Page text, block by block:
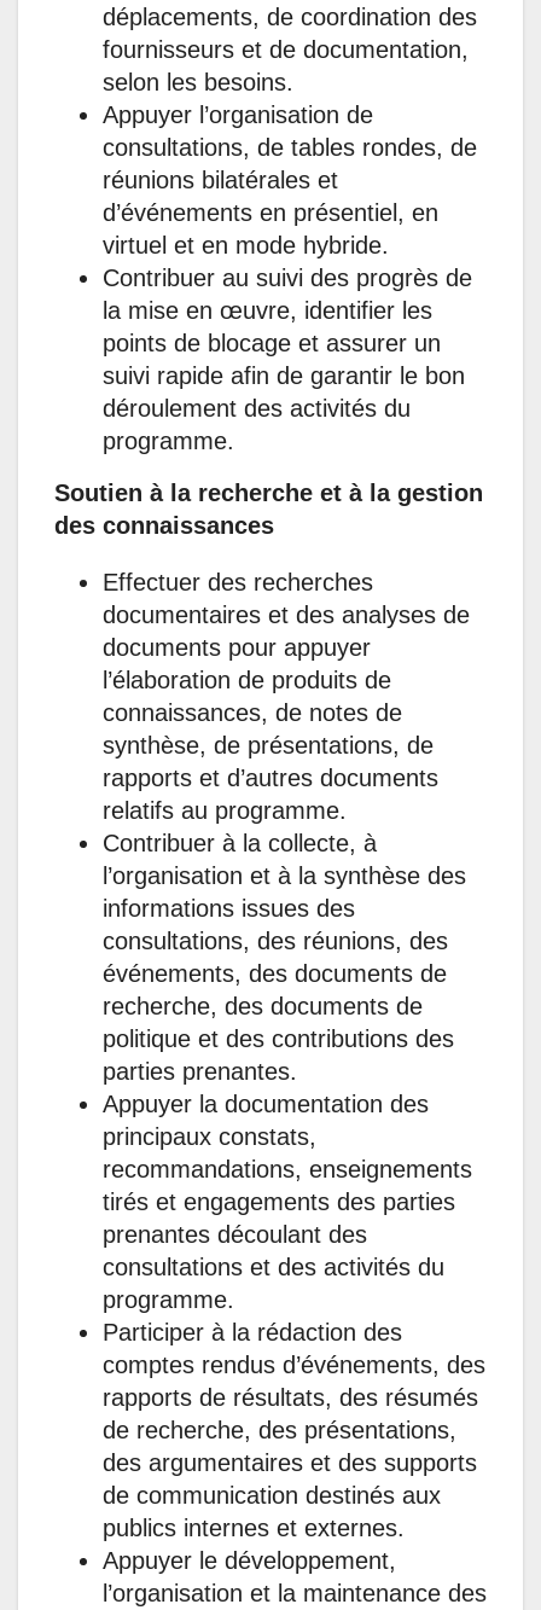
déplacements, de coordination des
fournisseurs et de documentation,
selon les besoins.
Appuyer l’organisation de
consultations, de tables rondes, de
réunions bilatérales et
d’événements en présentiel, en
virtuel et en mode hybride.
Contribuer au suivi des progrès de
la mise en œuvre, identifier les
points de blocage et assurer un
suivi rapide afin de garantir le bon
déroulement des activités du
programme.
Soutien à la recherche et à la gestion
des connaissances
Effectuer des recherches
documentaires et des analyses de
documents pour appuyer
l’élaboration de produits de
connaissances, de notes de
synthèse, de présentations, de
rapports et d’autres documents
relatifs au programme.
Contribuer à la collecte, à
l’organisation et à la synthèse des
informations issues des
consultations, des réunions, des
événements, des documents de
recherche, des documents de
politique et des contributions des
parties prenantes.
Appuyer la documentation des
principaux constats,
recommandations, enseignements
tirés et engagements des parties
prenantes découlant des
consultations et des activités du
programme.
Participer à la rédaction des
comptes rendus d’événements, des
rapports de résultats, des résumés
de recherche, des présentations,
des argumentaires et des supports
de communication destinés aux
publics internes et externes.
Appuyer le développement,
l’organisation et la maintenance des